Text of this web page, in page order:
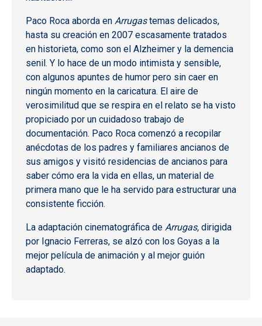
Paco Roca aborda en Arrugastemas delicados,
hasta su creación en 2007 escasamente tratados
en historieta, como son el Alzheimer y la demencia
senil. Y lo hace de un modo intimista y sensible,
con algunos apuntes de humor pero sin caer en
ningún momento en la caricatura. El aire de
verosimilitud que se respira en el relato se ha visto
propiciado por un cuidadoso trabajo de
documentación. Paco Roca comenzó a recopilar
anécdotas de los padres y familiares ancianos de
sus amigos y visitó residencias de ancianos para
saber cómo era la vida en ellas, un material de
primera mano que le ha servido para estructurar una
consistente ficción.
La adaptación cinematográfica de Arrugas, dirigida
por Ignacio Ferreras, se alzó con los Goyas a la
mejor película de animación y al mejor guión
adaptado.